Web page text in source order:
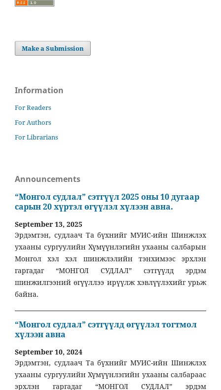
Make a Submission
Information
For Readers
For Authors
For Librarians
Announcements
“Монгол судлал” сэтгүүл 2025 оны 10 дугаар
сарын 20 хүртэл өгүүлэл хүлээн авна.
September 13, 2025
Эрдэмтэн, судлаач Та бүхнийг МУИС-ийн Шинжлэх
ухааны сургуулийн Хүмүүнлэгийн ухааны салбарын
Монгол хэл хэл шинжлэлийн тэнхимээс эрхлэн
гаргадаг “МОНГОЛ СУДЛАЛ” сэтгүүлд эрдэм
шинжилгээний өгүүллээ ирүүлж хэвлүүлэхийг урьж
байна.
“Монгол судлал” сэтгүүлд өгүүлэл тогтмол
хүлээн авна
September 10, 2024
Эрдэмтэн, судлаач Та бүхнийг МУИС-ийн Шинжлэх
ухааны сургуулийн Хүмүүнлэгийн ухааны салбараас
эрхлэн гаргадаг “МОНГОЛ СУДЛАЛ” эрдэм